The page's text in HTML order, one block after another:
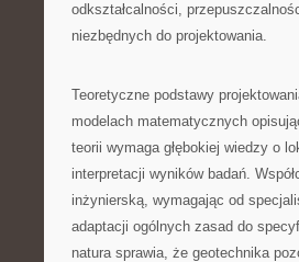
odkształcalności,
niezbędnych do projektowania.
Teoretyczne podstawy
modelach matematycznych
teorii wymaga głębokiej wiedzy o
interpretacji wyników badań.
inżynierską, wymagając od
adaptacji ogólnych zasad do
natura sprawia, że geotechnika